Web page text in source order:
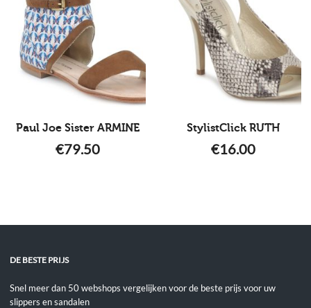
Paul Joe Sister ARMINE
€79.50
StylistClick RUTH
€16.00
DE BESTE PRIJS
Snel meer dan 50 webshops vergelijken voor de beste prijs voor uw
slippers en sandalen